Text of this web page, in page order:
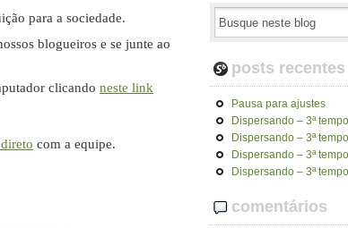
para a sociedade.
blogueiros e se junte ao
clicando neste link
com a equipe.
posts recentes
Pausa para ajustes
Dispersando – 3ª
Dispersando – 3ª
Dispersando – 3ª
Dispersando – 3ª
comentários